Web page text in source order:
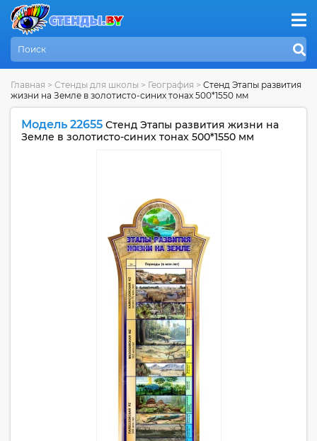
Главная > Стенды для школы > География > Стенд Этапы развития
жизни на Земле в золотисто-синих тонах 500*1550 мм
Модель 22655 Стенд Этапы развития жизни на
Земле в золотисто-синих тонах 500*1550 мм